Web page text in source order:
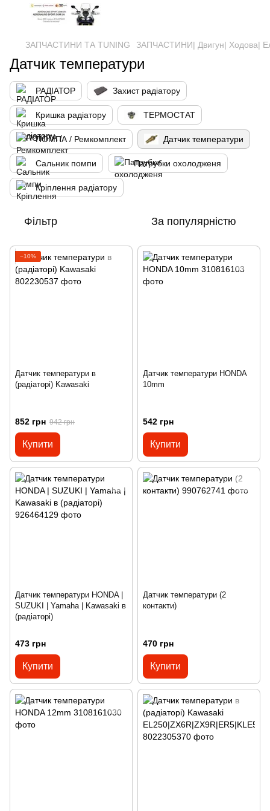
ЗАПЧАСТИНИ ТА ТUNING ЗАПЧАСТИНИ| Двигун| Ходова|
Датчик температури
РАДІАТОР Захист радіатору
Кришка радіатору ТЕРМОСТАТ
ПОМПА / Ремкомплект Датчик температури
Сальник помпи Патрубки охолодженя
Кріплення радіатору
Фільтр За популярністю
−10%
Датчик температури в
(радіаторі) Kawasaki
852 грн 942 грн
Купити
Датчик температури HONDA
10mm
542 грн
Купити
Датчик температури HONDA |
SUZUKI | Yamaha | Kawasaki в
(радіаторі)
473 грн
Купити
Датчик температури (2
контакти)
470 грн
Купити